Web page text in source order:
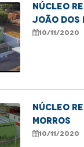
Núcleo
João dos
10/11/2020
Núcleo
Morros
10/11/2020